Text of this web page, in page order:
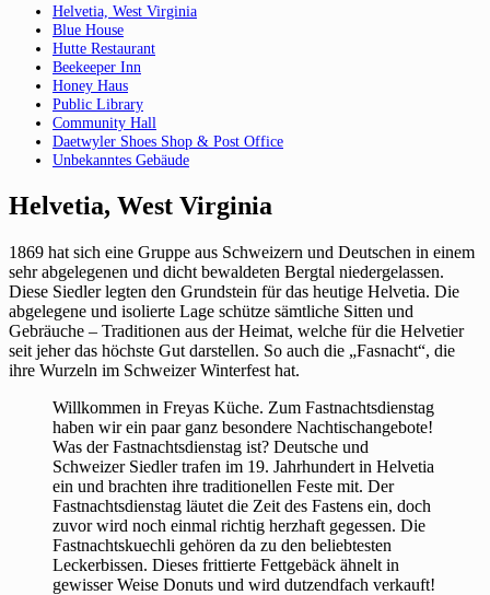
Helvetia, West Virginia
Blue House
Hutte Restaurant
Beekeeper Inn
Honey Haus
Public Library
Community Hall
Daetwyler Shoes Shop & Post Office
Unbekanntes Gebäude
Helvetia, West Virginia
1869 hat sich eine Gruppe aus Schweizern und Deutschen in einem
sehr abgelegenen und dicht bewaldeten Bergtal niedergelassen.
Diese Siedler legten den Grundstein für das heutige Helvetia. Die
abgelegene und isolierte Lage schütze sämtliche Sitten und
Gebräuche – Traditionen aus der Heimat, welche für die Helvetier
seit jeher das höchste Gut darstellen. So auch die „Fasnacht“, die
ihre Wurzeln im Schweizer Winterfest hat.
Willkommen in Freyas Küche. Zum Fastnachtsdienstag
haben wir ein paar ganz besondere Nachtischangebote!
Was der Fastnachtsdienstag ist? Deutsche und
Schweizer Siedler trafen im 19. Jahrhundert in Helvetia
ein und brachten ihre traditionellen Feste mit. Der
Fastnachtsdienstag läutet die Zeit des Fastens ein, doch
zuvor wird noch einmal richtig herzhaft gegessen. Die
Fastnachtskuechli gehören da zu den beliebtesten
Leckerbissen. Dieses frittierte Fettgebäck ähnelt in
gewisser Weise Donuts und wird dutzendfach verkauft!